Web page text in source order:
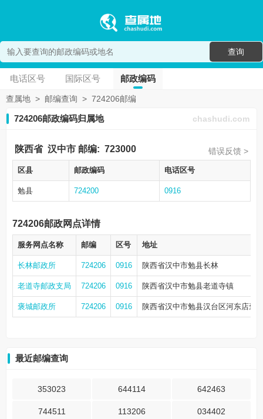
查询
电话区号 国际区号 邮政编码
查属地 > 邮编查询 > 724206邮编
724206邮政编码归属地 chashudi.com
陕西省 汉中市 邮编: 723000 错误反馈 >
区县 邮政编码 电话区号
勉县 724200 0916
724206邮政网点详情
服务网点名称 邮编 区号 地址
长林邮政所 724206 0916 陕西省汉中市勉县长林
老道寺邮政支局 724206 0916 陕西省汉中市勉县老道寺镇
褒城邮政所 724206 0916 陕西省汉中市勉县汉台区河东店褒
最近邮编查询
353023 644114 642463
744511 113206 034402